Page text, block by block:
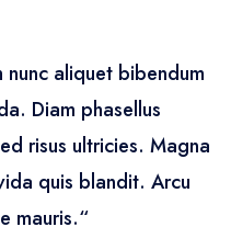
nunc aliquet bibendum
Diam phasellus
risus ultricies. Magna
quis blandit. Arcu
mauris.“